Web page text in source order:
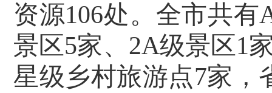
资源106处。全市共有
景区5家、 2A级景区1
星级乡村旅游点7家，